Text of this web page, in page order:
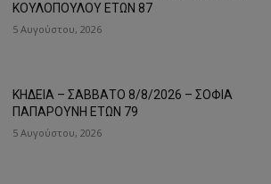
ΚΟΥΛΟΠΟΥΛΟΥ ΕΤΩΝ 87
5 Αυγούστου, 2026
ΚΗΔΕΙΑ – ΣΑΒΒΑΤΟ 8/8/2026 – ΣΟΦΙΑ
ΠΑΠΑΡΟΥΝΗ ΕΤΩΝ 79
5 Αυγούστου, 2026